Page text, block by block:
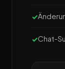
Chat-